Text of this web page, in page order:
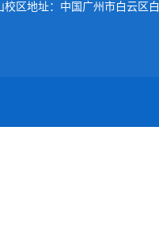
校区地址：中国广州市白云区